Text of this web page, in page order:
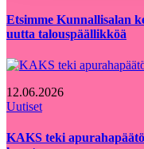
Etsimme Kunnallisalan
uutta talouspäällikköä
12.06.2026
Uutiset
KAKS teki